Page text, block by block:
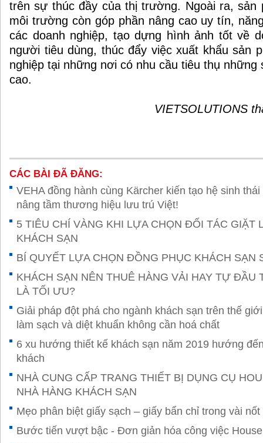
trên sự thúc đầy của thị trường. Ngoài ra, sản
môi trường còn góp phần nâng cao uy tín,
các doanh nghiệp, tạo dựng hình ảnh tốt về
người tiêu dùng, thúc đẩy việc xuất khẩu sản
nghiệp tại những nơi có nhu cầu tiêu thụ những
cao.
VIETSOLUTIONS
CÁC BÀI ĐÃ ĐĂNG:
VEHA đồng hành cùng Kärcher kiến tạo hệ sinh
nâng tầm thương hiệu lưu trú Việt!
5 TIÊU CHÍ VÀNG KHI LỰA CHỌN ĐỐI TÁC GIẶT
KHÁCH SẠN
BÍ QUYẾT LỰA CHỌN ĐỒNG PHỤC KHÁCH SẠN
KHÁCH SẠN NÊN THUÊ HÀNG VẢI HAY TỰ ĐẦU
LÀ TỐI ƯU?
Giải pháp đột phá cho ngành khách sạn trên thế
làm sạch và diệt khuẩn không cần hoá chất
6 xu hướng thiết kế khách sạn năm 2019 hướng
khách
NHÀ CUNG CẤP TRANG THIẾT BỊ DỤNG CỤ
NHÀ HÀNG KHÁCH SẠN
Mẹo phân biệt giấy sạch – giấy bẩn chỉ trong vài nốt
Bước tiến vượt bậc - Đơn giản hóa công việc